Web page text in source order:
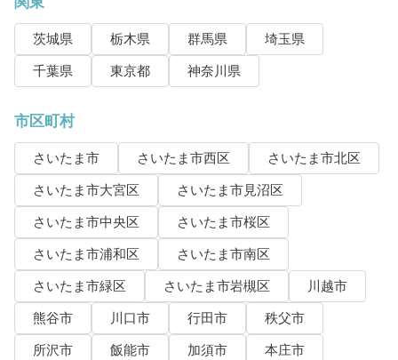
茨城県 栃木県 群馬県
埼玉県
千葉県
東京都 神奈川県
市区町村
さいたま市 さいたま市西区
さいたま市北区
さいたま市大宮区
さいたま市見沼区
さいたま市中央区
さいたま市桜区
さいたま市浦和区
さいたま市南区
さいたま市緑区
さいたま市岩槻区
川越市
熊谷市
川口市 行田市
秩父市
所沢市
飯能市 加須市
本庄市